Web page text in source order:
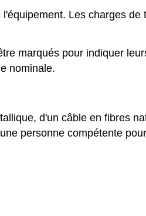
Les charges de
marqués pour indiquer
nominale.
d'un câble en fibres
personne compétente